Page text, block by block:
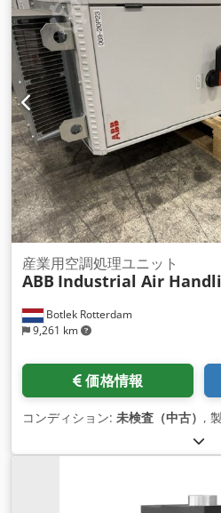
Botlek Rotterdam
9,261 km
産業用空調処理ユニット
ABB Industrial Air
価格情報
コンディション: 未検査（中古） ,